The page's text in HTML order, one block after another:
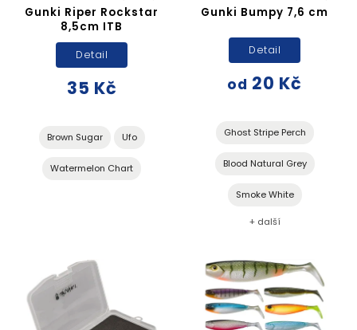
Gunki Riper Rockstar
8,5cm ITB
35 Kč
Detail
Brown Sugar Ufo
Watermelon Chart
Gunki Bumpy 7,6 cm
od 20 Kč
Detail
Ghost Stripe Perch
Blood Natural Grey
Smoke White
+ další